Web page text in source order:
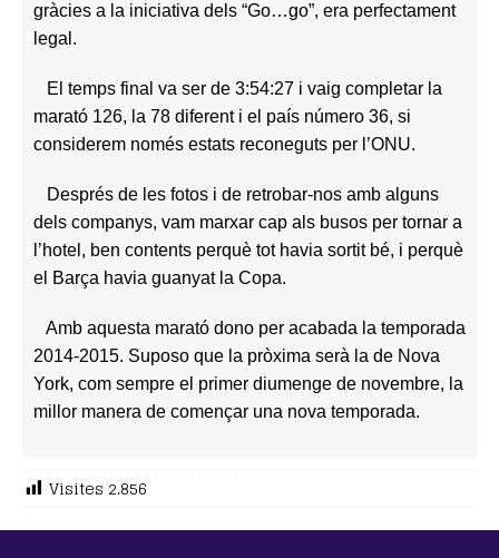
gràcies a la iniciativa dels “Go…go”, era perfectament
legal.
El temps final va ser de 3:54:27 i vaig completar la
marató 126, la 78 diferent i el país número 36, si
considerem només estats reconeguts per l’ONU.
Després de les fotos i de retrobar-nos amb alguns
dels companys, vam marxar cap als busos per tornar a
l’hotel, ben contents perquè tot havia sortit bé, i perquè
el Barça havia guanyat la Copa.
Amb aquesta marató dono per acabada la temporada
2014-2015. Suposo que la pròxima serà la de Nova
York, com sempre el primer diumenge de novembre, la
millor manera de començar una nova temporada.
Visites 2.856